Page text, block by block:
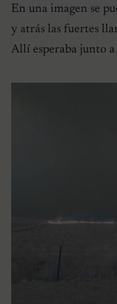
En una imagen se
y atrás las fuertes
Allí esperaba junto a